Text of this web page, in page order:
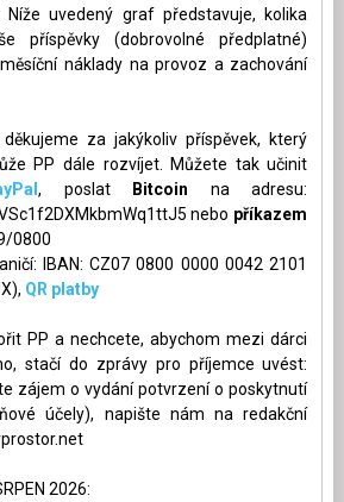
Níže uvedený graf představuje, kolika
příspěvky (dobrovolné předplatné)
náklady na provoz a zachování
za jakýkoliv příspěvek, který
PP dále rozvíjet. Můžete tak učinit
, poslat Bitcoin na adresu:
nebo příkazem
0800
IBAN: CZ07 0800 0000 0042 2101
QR platby
PP a nechcete, abychom mezi dárci
stačí do zprávy pro příjemce uvést:
zájem o vydání potvrzení o poskytnutí
účely), napište nám na redakční
2026: